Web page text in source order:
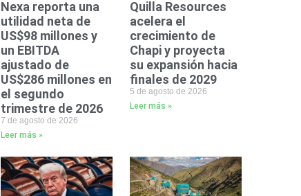
Nexa reporta una
utilidad neta de
US$98 millones y
un EBITDA
ajustado de
US$286 millones en
el segundo
trimestre de 2026
7 de agosto de 2026
Leer más »
Quilla Resources
acelera el
crecimiento de
Chapi y proyecta
su expansión hacia
finales de 2029
5 de agosto de 2026
Leer más »